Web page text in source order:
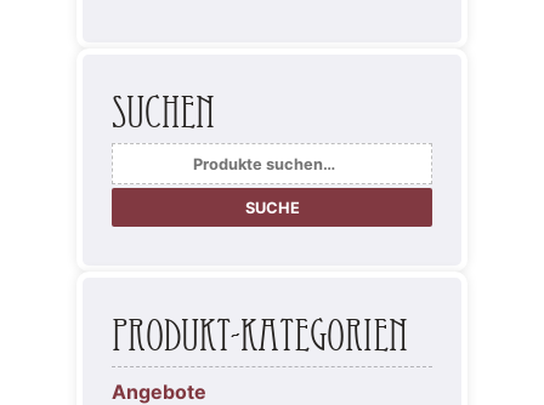
Suchen
Suche
nach:
SUCHE
Produkt-Kategorien
Angebote